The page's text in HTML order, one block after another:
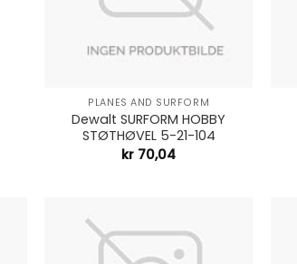
PLANES AND SURFORM
Dewalt SURFORM HOBBY
STØTHØVEL 5-21-104
kr 70,04